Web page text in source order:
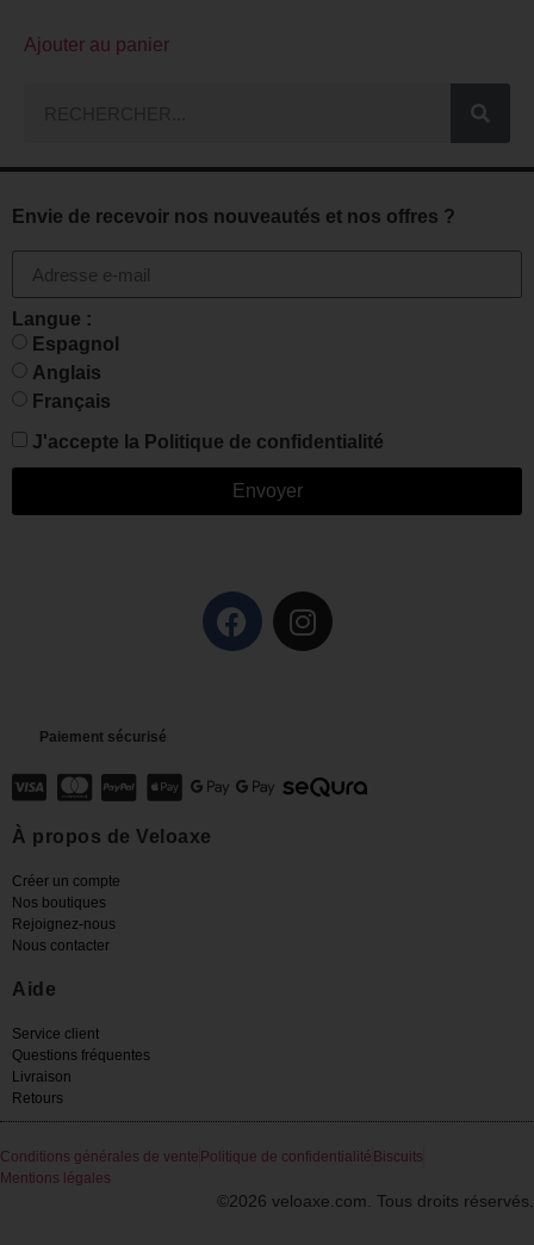
Ajouter au panier
Envie de recevoir nos nouveautés et nos offres ?
Langue :
Espagnol
Anglais
Français
J'accepte la Politique de confidentialité
Envoyer
Paiement sécurisé
À propos de Veloaxe
Créer un compte
Nos boutiques
Rejoignez-nous
Nous contacter
Aide
Service client
Questions fréquentes
Livraison
Retours
Conditions générales de vente Politique de confidentialité Biscuits
Mentions légales
©2026 veloaxe.com. Tous droits réservés.